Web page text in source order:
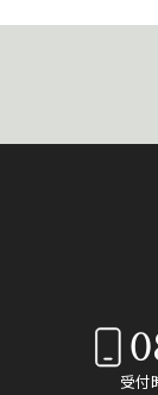
受付